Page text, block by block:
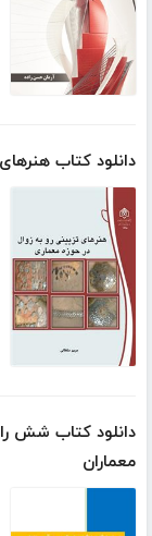
دانلود کتاب
دانلود کتاب شش
معماران